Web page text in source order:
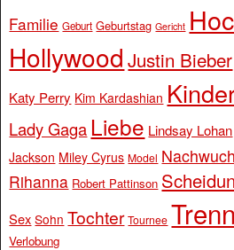
Familie Geburt Geburtstag Gericht
Hollywood Justin Bieber
Katy Perry Kim Kardashian
Lady Gaga Liebe Lindsay Lohan
Jackson Miley Cyrus Model
Rihanna Robert Pattinson
Sex Sohn Tochter Tournee
Verlobung